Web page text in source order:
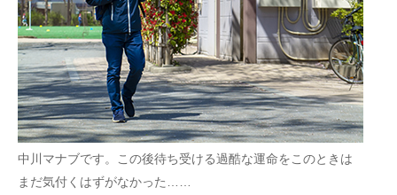
中川マナブです。この後待ち受ける過酷な運命をこのときは
まだ気付くはずがなかった……